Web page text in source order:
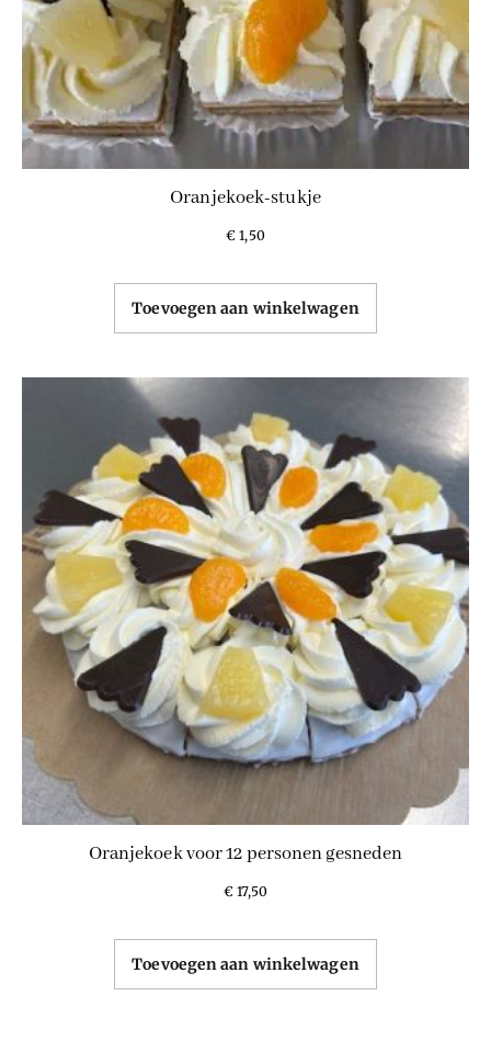
Oranjekoek-stukje
€ 1,50
Toevoegen aan winkelwagen
Oranjekoek voor 12 personen gesneden
€ 17,50
Toevoegen aan winkelwagen